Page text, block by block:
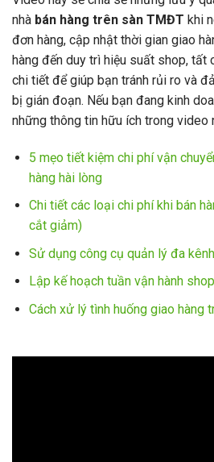
nhà bán hàng trên sàn TMĐT khi
đơn hàng, cập nhật thời gian giao
hàng đến duy trì hiệu suất shop,
chi tiết để giúp bạn tránh rủi ro và
bị gián đoạn. Nếu bạn đang kinh
những thông tin hữu ích trong video
5 mẹo tiết kiệm chi phí vận
hàng hài lòng
Chi tiết các loại chi phí khi bán
cắt giảm)
Sử dụng công cụ quản lý đa
Lập kế hoạch tuần vận hành
Cách xử lý tình huống giao hàng